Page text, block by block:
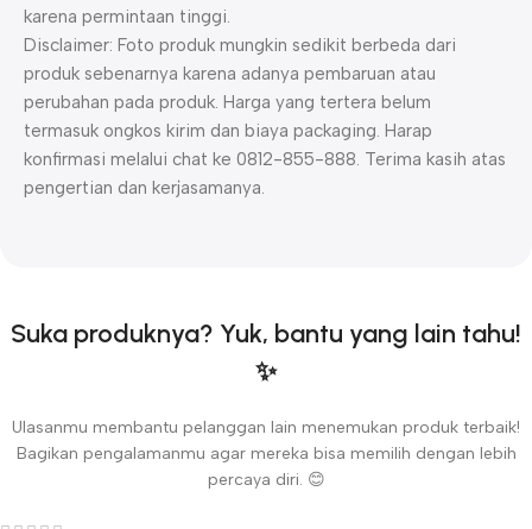
karena permintaan tinggi.
Disclaimer: Foto produk mungkin sedikit berbeda dari
produk sebenarnya karena adanya pembaruan atau
perubahan pada produk. Harga yang tertera belum
termasuk ongkos kirim dan biaya packaging. Harap
konfirmasi melalui chat ke 0812-855-888. Terima kasih atas
pengertian dan kerjasamanya.
Suka produknya? Yuk, bantu yang lain tahu!
✨
Ulasanmu membantu pelanggan lain menemukan produk terbaik!
Bagikan pengalamanmu agar mereka bisa memilih dengan lebih
percaya diri. 😊